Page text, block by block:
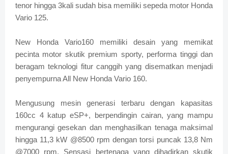
tenor hingga 3kali sudah bisa memiliki sepeda motor Honda
Vario 125.
New Honda Vario160 memiliki desain yang memikat
pecinta motor skutik premium sporty, performa tinggi dan
beragam teknologi fitur canggih yang disematkan menjadi
penyempurna All New Honda Vario 160.
Mengusung mesin generasi terbaru dengan kapasitas
160cc 4 katup eSP+, berpendingin cairan, yang mampu
mengurangi gesekan dan menghasilkan tenaga maksimal
hingga 11,3 kW @8500 rpm dengan torsi puncak 13,8 Nm
@7000 rpm. Sensasi bertenaga yang dihadirkan skutik